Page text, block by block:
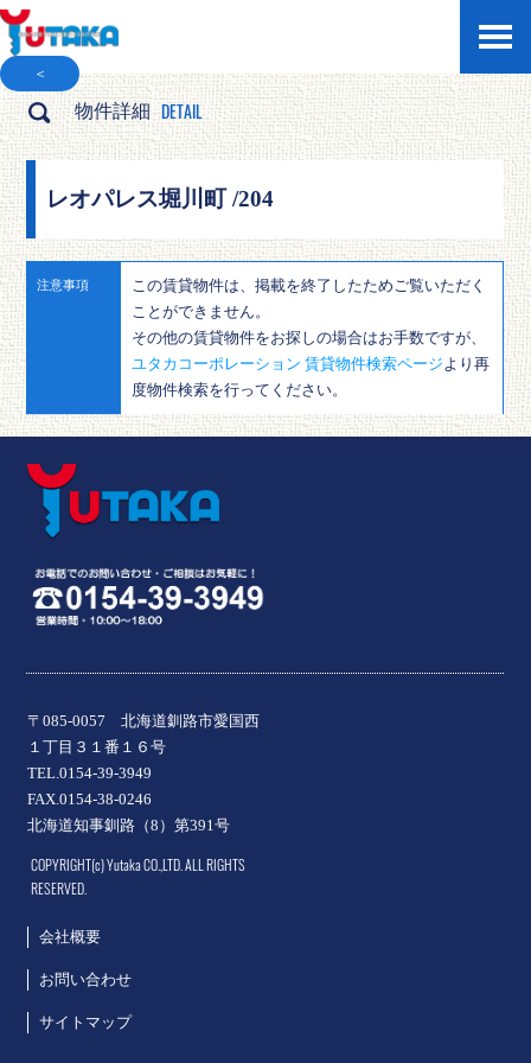
＜
物件詳細 DETAIL
レオパレス堀川町 /204
注意事項
この賃貸物件は、掲載を終了したためご覧いただく
ことができません。
その他の賃貸物件をお探しの場合はお手数ですが、
ユタカコーポレーション 賃貸物件検索ページ より再
度物件検索を行ってください。
〒085-0057 北海道釧路市愛国西
１丁目３１番１６号
TEL.0154-39-3949
FAX.0154-38-0246
北海道知事釧路（8）第391号
COPYRIGHT(c) Yutaka CO.,LTD. ALL RIGHTS
RESERVED.
会社概要
お問い合わせ
サイトマップ